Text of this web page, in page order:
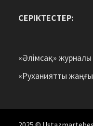
СЕРІКТЕСТЕР:
«Әлімсақ» журналы
«Руханиятты